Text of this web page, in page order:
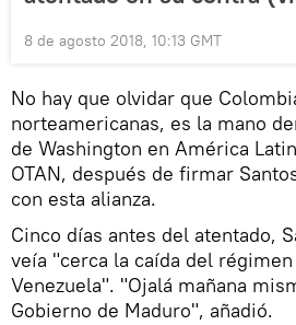
8 de agosto 2018, 10:13 GMT
No hay que olvidar que
norteamericanas, es la mano
de Washington en América
OTAN, después de firmar
con esta alianza.
Cinco días antes del atentado,
veía "cerca la caída del
Venezuela". "Ojalá mañana
Gobierno de Maduro", añadió.